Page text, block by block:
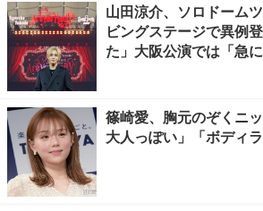
山田涼介、ソロドーム
ビングステージで異例
た」大阪公演では「急
篠崎愛、胸元のぞくニ
大人っぽい」「ボディ